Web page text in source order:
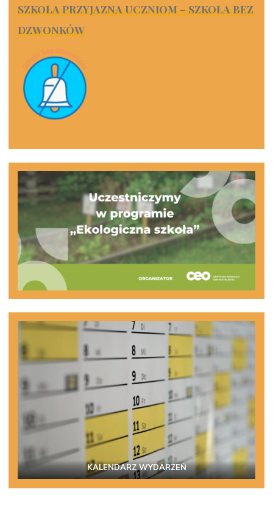
SZKOŁA PRZYJAZNA UCZNIOM – SZKOŁA BEZ
DZWONKÓW
KALENDARZ WYDARZEŃ